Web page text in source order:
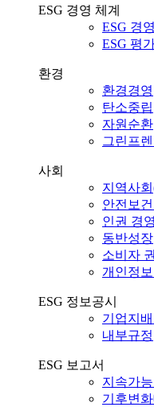
ESG 경영 체계
ESG 경
ESG 평
환경
환경경영
탄소중립
자원순환
그린프
사회
지역사
안전보
인권 경영
동반성장
소비자
개인정
ESG 정보공시
기업지
내부규정
ESG 보고서
지속가
기후변